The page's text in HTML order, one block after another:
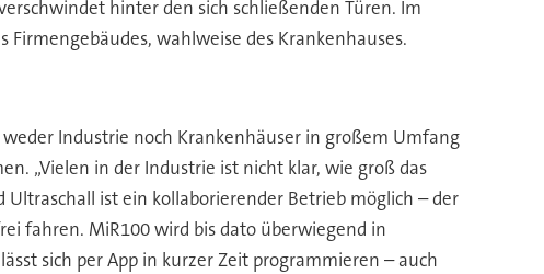
hinter den sich schließenden Türen. Im
wahlweise des Krankenhauses.
Industrie noch Krankenhäuser in großem Umfang
„Vielen in der Industrie ist nicht klar, wie groß das
ist ein kollaborierender Betrieb möglich – der
fahren. MiR100 wird bis dato überwiegend in
sich per App in kurzer Zeit programmieren – auch